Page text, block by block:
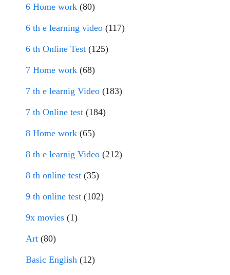
6 Home work (80)
6 th e learning video (117)
6 th Online Test (125)
7 Home work (68)
7 th e learnig Video (183)
7 th Online test (184)
8 Home work (65)
8 th e learnig Video (212)
8 th online test (35)
9 th online test (102)
9x movies (1)
Art (80)
Basic English (12)